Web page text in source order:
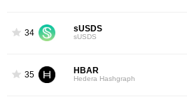
34 sUSDS
sUSDS
35 HBAR
Hedera Hashgraph